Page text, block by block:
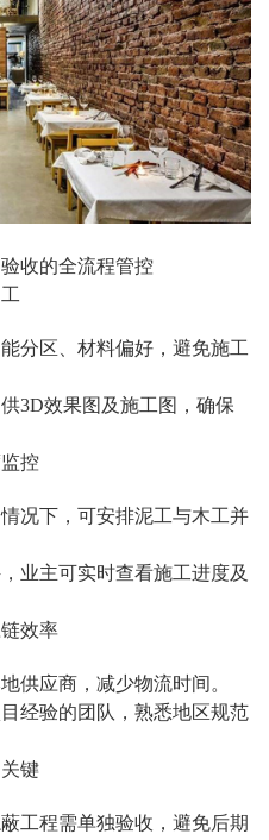
收的全流程管控
分区、材料偏好，避免施工
3D效果图及施工图，确保
控
况下，可安排泥工与木工并
业主可实时查看施工进度及
效率
供应商，减少物流时间。
经验的团队，熟悉地区规范
键
工程需单独验收，避免后期